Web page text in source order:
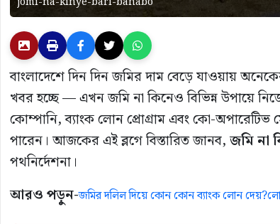
বাংলাদেশে দিন দিন জমির দাম বেড়ে যাওয়ায়
খবর হচ্ছে — এখন জমি না কিনেও বিভিন্ন উপায়ে
কোম্পানি, ব্যাংক লোন প্রোগ্রাম এবং কো-
পারেন। আজকের এই ব্লগে বিস্তারিত জানব,জমি না
পথনির্দেশনা।
আরও পড়ুন-জমির দলিল দিয়ে কোন কোন ব্যাংক লোন